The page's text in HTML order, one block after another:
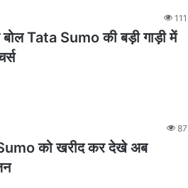
111
Tata Sumo की बड़ी गाड़ी में
87
को खरीद कर देखे अब